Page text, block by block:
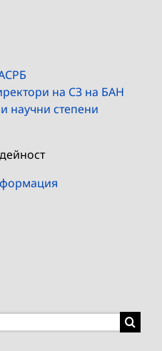
на СЗ на БАН
научни степени